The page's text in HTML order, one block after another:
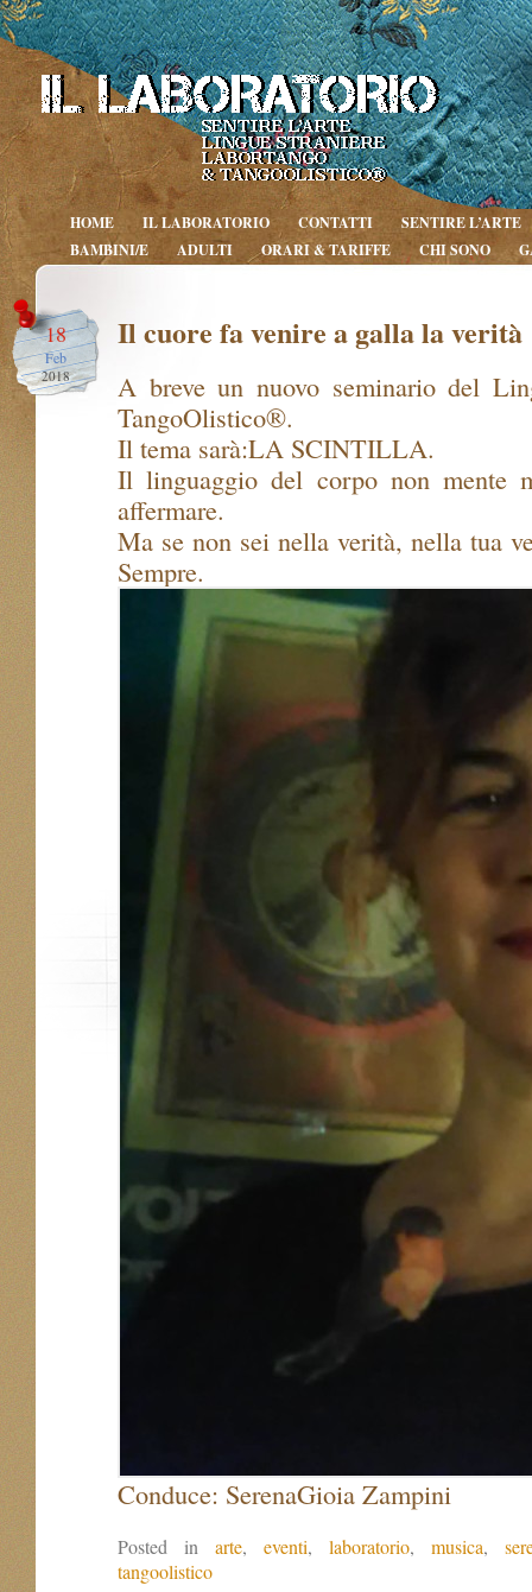
HOME IL LABORATORIO CONTATTI
SENTIRE L’ARTE
BAMBINI/E
ADULTI ORARI & TARIFFE CHI SONO
18
Feb
2018
Il cuore fa venire a galla la verità
A breve un nuovo seminario del
TangoOlistico®.
Il tema sarà:LA SCINTILLA.
Il linguaggio del corpo non mente
affermare.
Ma se non sei nella verità, nella tua
Sempre.
Conduce: SerenaGioia Zampini
Posted in arte, eventi, laboratorio, musica,
tangoolistico